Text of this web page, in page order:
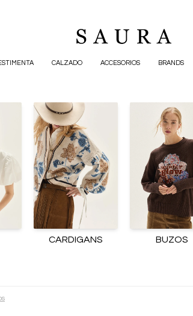
CALZADO ACCESORIOS BRANDS
CARDIGANS BUZOS